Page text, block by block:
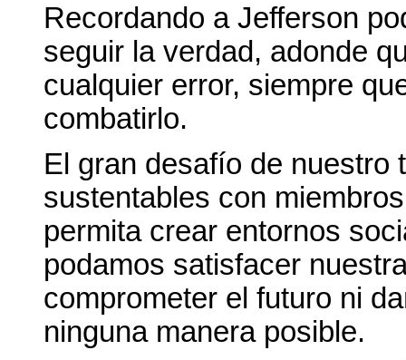
Recordando a Jefferson
seguir la verdad, adonde
cualquier error, siempre
combatirlo.
El gran desafío de nuestro
sustentables con
permita crear entornos
podamos satisfacer
comprometer el futuro ni
ninguna manera posible.